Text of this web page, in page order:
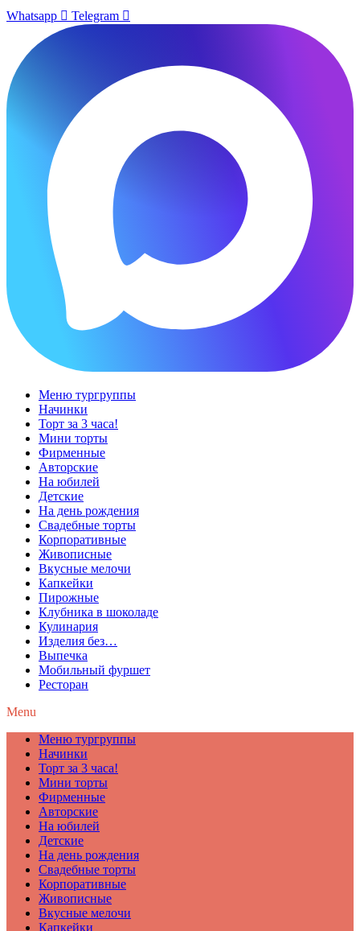
Whatsapp Telegram
Меню тургруппы
Начинки
Торт за 3 часа!
Мини торты
Фирменные
Авторские
На юбилей
Детские
На день рождения
Свадебные торты
Корпоративные
Живописные
Вкусные мелочи
Капкейки
Пирожные
Клубника в шоколаде
Кулинария
Изделия без…
Выпечка
Мобильный фуршет
Ресторан
Menu
Меню тургруппы
Начинки
Торт за 3 часа!
Мини торты
Фирменные
Авторские
На юбилей
Детские
На день рождения
Свадебные торты
Корпоративные
Живописные
Вкусные мелочи
Капкейки